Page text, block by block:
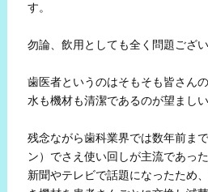
す。
勿論、飲用としても全く問題ござい
歯医者というのはそもそも皆さん
水も機材も清潔であるのが望まし
残念ながら歯科業界では数年前ま
ン）でさえ使い回しが主流であった
新聞やテレビで話題になったため